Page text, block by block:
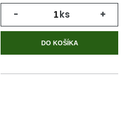
- ks +
DO KOŠÍKA